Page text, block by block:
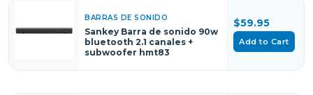
BARRAS DE SONIDO
Sankey Barra de sonido 90w
bluetooth 2.1 canales +
subwoofer hmt83
$59.95
Add to Cart